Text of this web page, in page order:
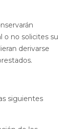
o no solicites su
derivarse
siguientes